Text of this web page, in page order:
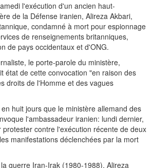
l'exécution d'un ancien haut-
de la Défense iranien, Alireza Akbari,
condamné à mort pour espionnage
de renseignements britanniques,
de pays occidentaux et d'ONG.
le porte-parole du ministère,
état de cette convocation "en raison des
droits de l'Homme et des vagues
huit jours que le ministère allemand des
l'ambassadeur iranien: lundi dernier,
contre l'exécution récente de deux
manifestations déclenchées par la mort
guerre Iran-Irak (1980-1988), Alireza